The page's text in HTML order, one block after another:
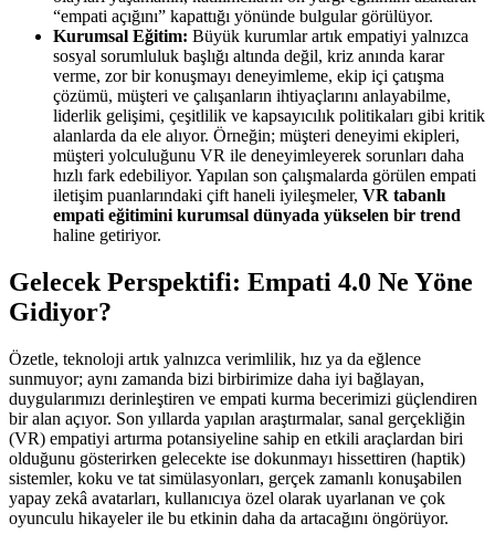
“empati açığını” kapattığı yönünde bulgular görülüyor.
Kurumsal Eğitim: Büyük kurumlar artık empatiyi yalnızca
sosyal sorumluluk başlığı altında değil, kriz anında karar
verme, zor bir konuşmayı deneyimleme, ekip içi çatışma
çözümü, müşteri ve çalışanların ihtiyaçlarını anlayabilme,
liderlik gelişimi, çeşitlilik ve kapsayıcılık politikaları gibi kritik
alanlarda da ele alıyor. Örneğin; müşteri deneyimi ekipleri,
müşteri yolculuğunu VR ile deneyimleyerek sorunları daha
hızlı fark edebiliyor. Yapılan son çalışmalarda görülen empati
iletişim puanlarındaki çift haneli iyileşmeler, VR tabanlı
empati eğitimini kurumsal dünyada yükselen bir trend
haline getiriyor.
Gelecek Perspektifi: Empati 4.0 Ne Yöne
Gidiyor?
Özetle, teknoloji artık yalnızca verimlilik, hız ya da eğlence
sunmuyor; aynı zamanda bizi birbirimize daha iyi bağlayan,
duygularımızı derinleştiren ve empati kurma becerimizi güçlendiren
bir alan açıyor. Son yıllarda yapılan araştırmalar, sanal gerçekliğin
(VR) empatiyi artırma potansiyeline sahip en etkili araçlardan biri
olduğunu gösterirken gelecekte ise dokunmayı hissettiren (haptik)
sistemler, koku ve tat simülasyonları, gerçek zamanlı konuşabilen
yapay zekâ avatarları, kullanıcıya özel olarak uyarlanan ve çok
oyunculu hikayeler ile bu etkinin daha da artacağını öngörüyor.